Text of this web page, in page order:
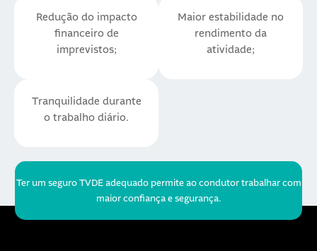
Redução do impacto
financeiro de
imprevistos;
Maior estabilidade no
rendimento da
atividade;
Tranquilidade durante
o trabalho diário.
Ter um seguro TVDE adequado permite ao condutor trabalhar com
maior confiança e segurança.